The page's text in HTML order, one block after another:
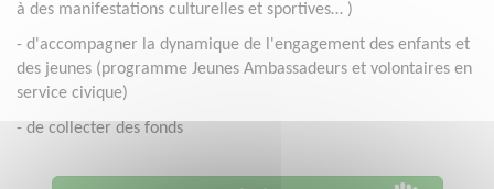
à des manifestations culturelles et sportives… )
- d'accompagner la dynamique de l'engagement des enfants et
des jeunes (programme Jeunes Ambassadeurs et volontaires en
service civique)
- de collecter des fonds